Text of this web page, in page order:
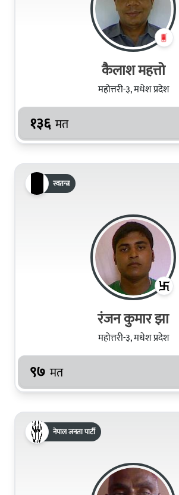
कैलाश महत्तो
महोत्तरी-३, मधेश प्रदेश
१३६ मत
स्वतन्त्र
रंजन कुमार झा
महोत्तरी-३, मधेश प्रदेश
९७ मत
नेपाल जनता पार्टी